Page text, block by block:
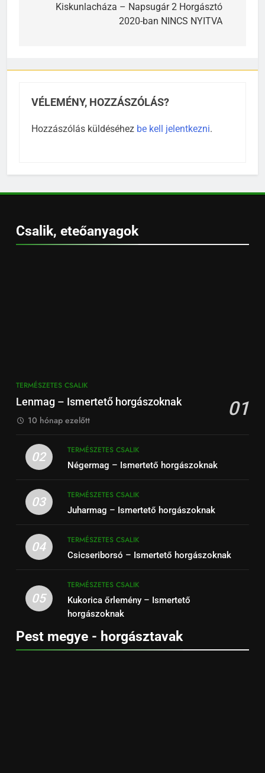
navigáció
Kiskunlacháza – Napsugár 2 Horgásztó
2020-ban NINCS NYITVA
VÉLEMÉNY, HOZZÁSZÓLÁS?
Hozzászólás küldéséhez be kell jelentkezni.
Csalik, eteőanyagok
TERMÉSZETES CSALIK
Lenmag – Ismertető horgászoknak 01
10 hónap ezelőtt
02
TERMÉSZETES CSALIK
Négermag – Ismertető horgászoknak
03
TERMÉSZETES CSALIK
Juharmag – Ismertető horgászoknak
04
TERMÉSZETES CSALIK
Csicseriborsó – Ismertető horgászoknak
05
TERMÉSZETES CSALIK
Kukorica őrlemény – Ismertető
horgászoknak
Pest megye - horgásztavak